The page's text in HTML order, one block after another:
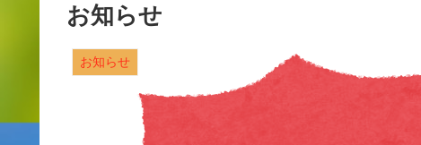
お知らせ
お知らせ